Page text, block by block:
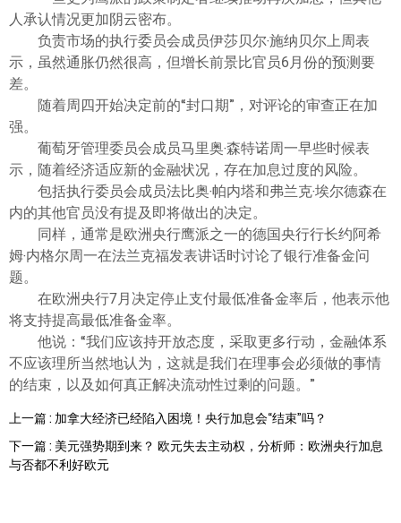
人承认情况更加阴云密布。
负责市场的执行委员会成员伊莎贝尔·施纳贝尔上周表
示，虽然通胀仍然很高，但增长前景比官员6月份的预测要
差。
随着周四开始决定前的“封口期”，对评论的审查正在加
强。
葡萄牙管理委员会成员马里奥·森特诺周一早些时候表
示，随着经济适应新的金融状况，存在加息过度的风险。
包括执行委员会成员法比奥·帕内塔和弗兰克·埃尔德森在
内的其他官员没有提及即将做出的决定。
同样，通常是欧洲央行鹰派之一的德国央行行长约阿希
姆·内格尔周一在法兰克福发表讲话时讨论了银行准备金问
题。
在欧洲央行7月决定停止支付最低准备金率后，他表示他
将支持提高最低准备金率。
他说：“我们应该持开放态度，采取更多行动，金融体系
不应该理所当然地认为，这就是我们在理事会必须做的事情
的结束，以及如何真正解决流动性过剩的问题。”
上一篇 : 加拿大经济已经陷入困境！央行加息会“结束”吗？
下一篇 : 美元强势期到来？ 欧元失去主动权，分析师：欧洲央行加息
与否都不利好欧元